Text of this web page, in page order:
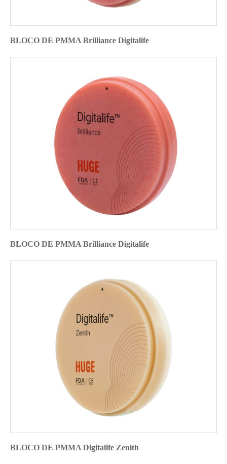
BLOCO DE PMMA Brilliance Digitalife
BLOCO DE PMMA Brilliance Digitalife
BLOCO DE PMMA Digitalife Zenith